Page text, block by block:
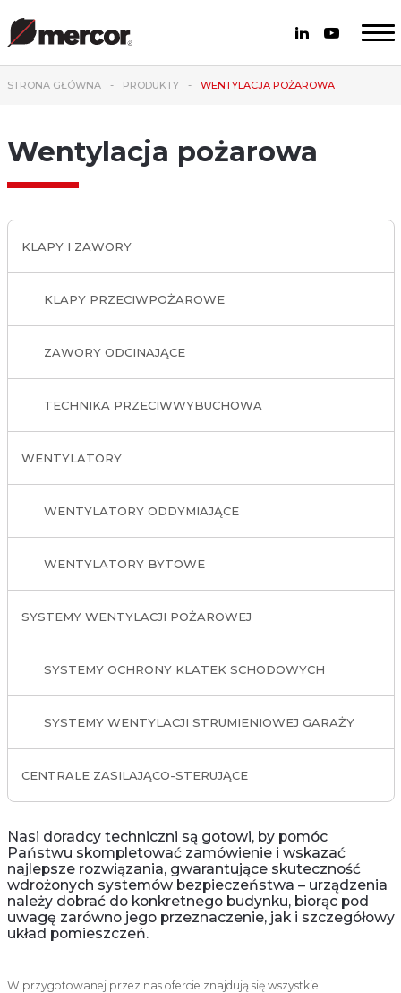
STRONA GŁÓWNA PRODUKTY WENTYLACJA POŻAROWA
Wentylacja pożarowa
KLAPY I ZAWORY
KLAPY PRZECIWPOŻAROWE
ZAWORY ODCINAJĄCE
TECHNIKA PRZECIWWYBUCHOWA
WENTYLATORY
WENTYLATORY ODDYMIAJĄCE
WENTYLATORY BYTOWE
SYSTEMY WENTYLACJI POŻAROWEJ
SYSTEMY OCHRONY KLATEK SCHODOWYCH
SYSTEMY WENTYLACJI STRUMIENIOWEJ GARAŻY
CENTRALE ZASILAJĄCO-STERUJĄCE
Nasi doradcy techniczni są gotowi, by pomóc
Państwu skompletować zamówienie i wskazać
najlepsze rozwiązania, gwarantujące skuteczność
wdrożonych systemów bezpieczeństwa – urządzenia
należy dobrać do konkretnego budynku, biorąc pod
uwagę zarówno jego przeznaczenie, jak i szczegółowy
układ pomieszczeń.
W przygotowanej przez nas ofercie znajdują się wszystkie